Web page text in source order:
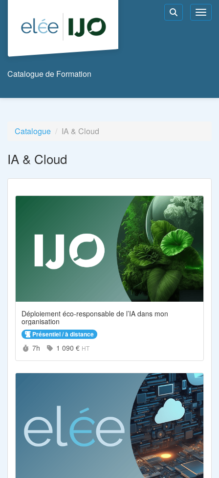
Rechercher
Catalogue de Formation
Catalogue IA & Cloud
IA & Cloud
Déploiement éco-responsable de l’IA dans mon
organisation
Présentiel / à distance
Durée :
7h Prix :
1 090 € HT